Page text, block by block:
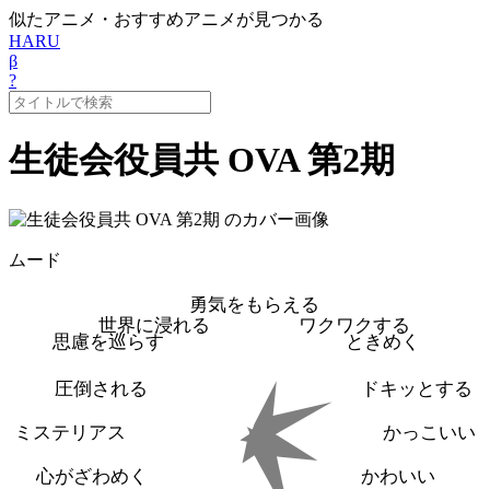
似たアニメ・おすすめアニメが見つかる
HARU
β
?
生徒会役員共 OVA 第2期
ムード
勇気をもらえる
ワクワクする
ときめく
ドキッとする
かっこいい
かわいい
心がざわめく
ミステリアス
圧倒される
思慮を巡らす
世界に浸れる